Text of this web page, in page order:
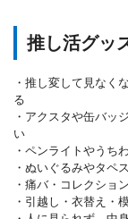
推し活グッ
・推し変して見なく
る
・アクスタや缶バッ
い
・ペンライトやうち
・ぬいぐるみやタペ
・痛バ・コレクショ
・引越し・衣替え・